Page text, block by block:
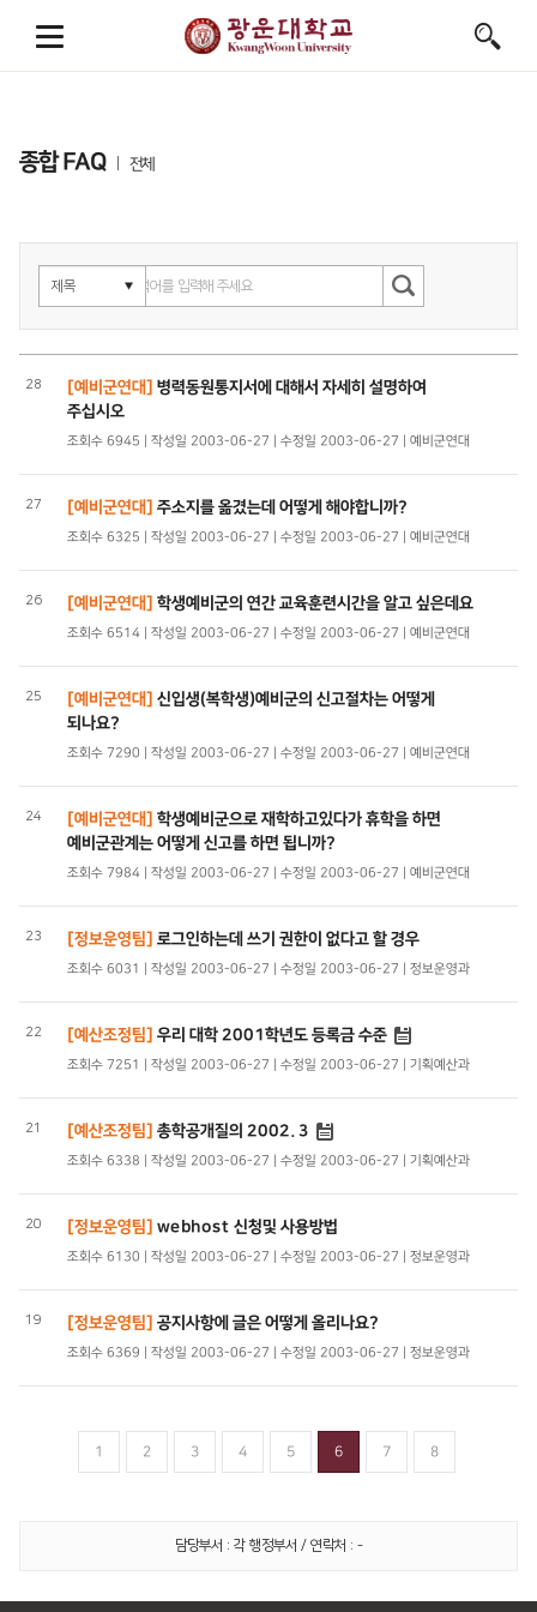
종합 FAQ 전체
28 [예비군연대] 병력동원통지서에 대해서 자세히 설명하여
주십시오
조회수 6945 | 작성일 2003-06-27 | 수정일 2003-06-27 | 예비군연대
27 [예비군연대] 주소지를 옮겼는데 어떻게 해야합니까?
조회수 6325 | 작성일 2003-06-27 | 수정일 2003-06-27 | 예비군연대
26 [예비군연대] 학생예비군의 연간 교육훈련시간을 알고 싶은데요
조회수 6514 | 작성일 2003-06-27 | 수정일 2003-06-27 | 예비군연대
25 [예비군연대] 신입생(복학생)예비군의 신고절차는 어떻게
되나요?
조회수 7290 | 작성일 2003-06-27 | 수정일 2003-06-27 | 예비군연대
24 [예비군연대] 학생예비군으로 재학하고있다가 휴학을 하면
예비군관계는 어떻게 신고를 하면 됩니까?
조회수 7984 | 작성일 2003-06-27 | 수정일 2003-06-27 | 예비군연대
23 [정보운영팀] 로그인하는데 쓰기 권한이 없다고 할 경우
조회수 6031 | 작성일 2003-06-27 | 수정일 2003-06-27 | 정보운영과
22 [예산조정팀] 우리 대학 2001학년도 등록금 수준
조회수 7251 | 작성일 2003-06-27 | 수정일 2003-06-27 | 기획예산과
21 [예산조정팀] 총학공개질의 2002. 3
조회수 6338 | 작성일 2003-06-27 | 수정일 2003-06-27 | 기획예산과
20 [정보운영팀] webhost 신청및 사용방법
조회수 6130 | 작성일 2003-06-27 | 수정일 2003-06-27 | 정보운영과
19 [정보운영팀] 공지사항에 글은 어떻게 올리나요?
조회수 6369 | 작성일 2003-06-27 | 수정일 2003-06-27 | 정보운영과
1 2 3 4 5 6 7 8
담당부서 : 각 행정부서 / 연락처 : -